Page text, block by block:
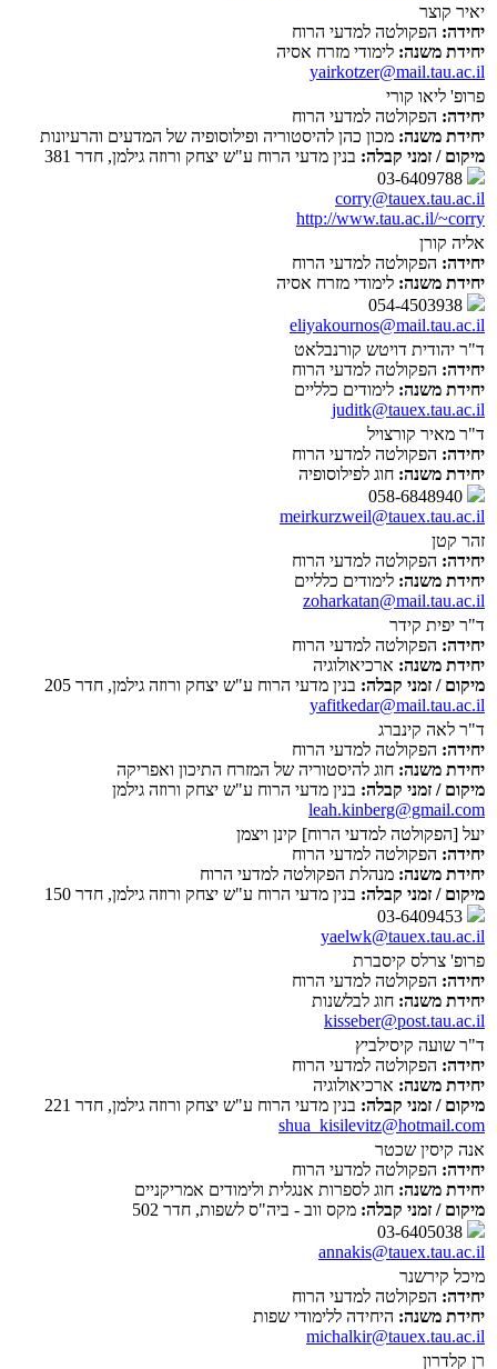
יאיר קוצר
יחידה: הפקולטה למדעי הרוח
יחידת משנה: לימודי מזרח אסיה
yairkotzer@mail.tau.ac.il
פרופ' ליאו קורי
יחידה: הפקולטה למדעי הרוח
יחידת משנה: מכון כהן להיסטוריה ופילוסופיה של המדעים והרעיונות
מיקום / זמני קבלה: בנין מדעי הרוח ע"ש יצחק ורוזה גילמן, חדר 381
corry@tauex.tau.ac.il
http://www.tau.ac.il/~corry
אליה קורן
יחידה: הפקולטה למדעי הרוח
יחידת משנה: לימודי מזרח אסיה
eliyakournos@mail.tau.ac.il
ד"ר יהודית דויטש קורנבלאט
יחידה: הפקולטה למדעי הרוח
יחידת משנה: לימודים כלליים
juditk@tauex.tau.ac.il
ד"ר מאיר קורצויל
יחידה: הפקולטה למדעי הרוח
יחידת משנה: חוג לפילוסופיה
meirkurzweil@tauex.tau.ac.il
זהר קטן
יחידה: הפקולטה למדעי הרוח
יחידת משנה: לימודים כלליים
zoharkatan@mail.tau.ac.il
ד"ר יפית קידר
יחידה: הפקולטה למדעי הרוח
יחידת משנה: ארכיאולוגיה
מיקום / זמני קבלה: בנין מדעי הרוח ע"ש יצחק ורוזה גילמן, חדר 205
yafitkedar@mail.tau.ac.il
ד"ר לאה קינברג
יחידה: הפקולטה למדעי הרוח
יחידת משנה: חוג להיסטוריה של המזרח התיכון ואפריקה
מיקום / זמני קבלה: בנין מדעי הרוח ע"ש יצחק ורוזה גילמן
leah.kinberg@gmail.com
יעל [הפקולטה למדעי הרוח] קינן ויצמן
יחידה: הפקולטה למדעי הרוח
יחידת משנה: מנהלת הפקולטה למדעי הרוח
מיקום / זמני קבלה: בנין מדעי הרוח ע"ש יצחק ורוזה גילמן, חדר 150
yaelwk@tauex.tau.ac.il
פרופ' צרלס קיסברת
יחידה: הפקולטה למדעי הרוח
יחידת משנה: חוג לבלשנות
kisseber@post.tau.ac.il
ד"ר שועה קיסילביץ
יחידה: הפקולטה למדעי הרוח
יחידת משנה: ארכיאולוגיה
מיקום / זמני קבלה: בנין מדעי הרוח ע"ש יצחק ורוזה גילמן, חדר 221
shua_kisilevitz@hotmail.com
אנה קיסין שכטר
יחידה: הפקולטה למדעי הרוח
יחידת משנה: חוג לספרות אנגלית ולימודים אמריקניים
מיקום / זמני קבלה: מקס ווב - ביה"ס לשפות, חדר 502
annakis@tauex.tau.ac.il
מיכל קירשנר
יחידה: הפקולטה למדעי הרוח
יחידת משנה: היחידה ללימודי שפות
michalkir@tauex.tau.ac.il
רן קלדרון